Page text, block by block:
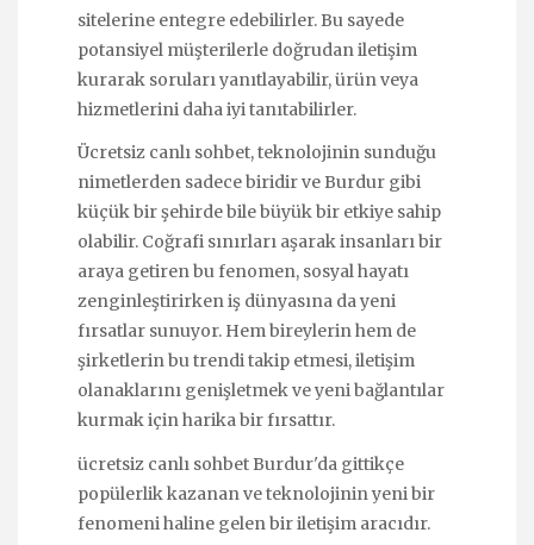
sitelerine entegre edebilirler. Bu sayede
potansiyel müşterilerle doğrudan iletişim
kurarak soruları yanıtlayabilir, ürün veya
hizmetlerini daha iyi tanıtabilirler.
Ücretsiz canlı sohbet, teknolojinin sunduğu
nimetlerden sadece biridir ve Burdur gibi
küçük bir şehirde bile büyük bir etkiye sahip
olabilir. Coğrafi sınırları aşarak insanları bir
araya getiren bu fenomen, sosyal hayatı
zenginleştirirken iş dünyasına da yeni
fırsatlar sunuyor. Hem bireylerin hem de
şirketlerin bu trendi takip etmesi, iletişim
olanaklarını genişletmek ve yeni bağlantılar
kurmak için harika bir fırsattır.
ücretsiz canlı sohbet Burdur'da gittikçe
popülerlik kazanan ve teknolojinin yeni bir
fenomeni haline gelen bir iletişim aracıdır.